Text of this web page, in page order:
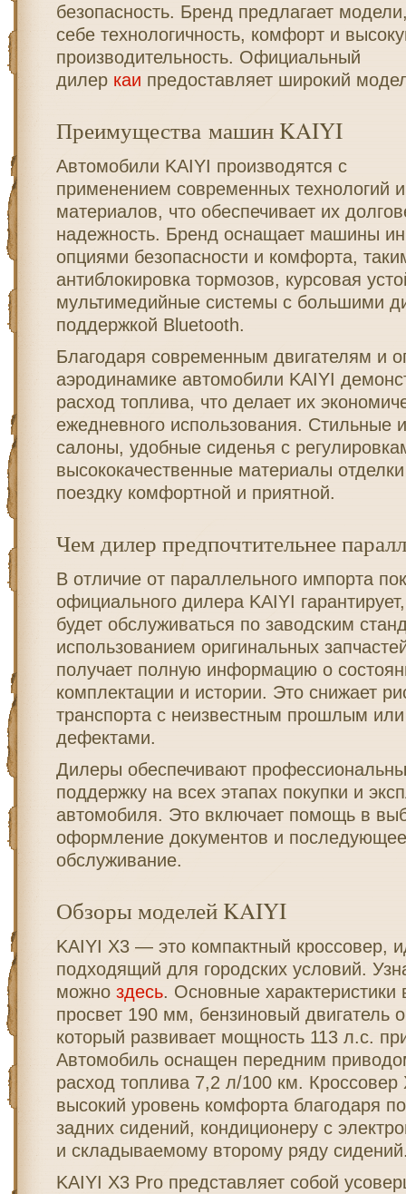
безопасность. Бренд предлагает
себе технологичность, комфорт и
производительность. Официальный
дилер каи предоставляет широкий
Преимущества машин KAIYI
Автомобили KAIYI производятся с
применением современных технологий
материалов, что обеспечивает их
надежность. Бренд оснащает машины
опциями безопасности и комфорта,
антиблокировка тормозов, курсовая
мультимедийные системы с большими
поддержкой Bluetooth.
Благодаря современным двигателям и
аэродинамике автомобили KAIYI
расход топлива, что делает их
ежедневного использования. Стильные
салоны, удобные сиденья с
высококачественные материалы
поездку комфортной и приятной.
Чем дилер предпочтительнее
В отличие от параллельного импорта
официального дилера KAIYI
будет обслуживаться по заводским
использованием оригинальных
получает полную информацию о
комплектации и истории. Это снижает
транспорта с неизвестным прошлым
дефектами.
Дилеры обеспечивают
поддержку на всех этапах покупки и
автомобиля. Это включает помощь в
оформление документов и последующее
обслуживание.
Обзоры моделей KAIYI
KAIYI X3 — это компактный кроссовер,
подходящий для городских условий.
можно здесь. Основные
просвет 190 мм, бензиновый двигатель
который развивает мощность 113 л.с.
Автомобиль оснащен передним
расход топлива 7,2 л/100 км. Кроссовер
высокий уровень комфорта благодаря
задних сидений, кондиционеру с
и складываемому второму ряду
KAIYI X3 Pro представляет собой